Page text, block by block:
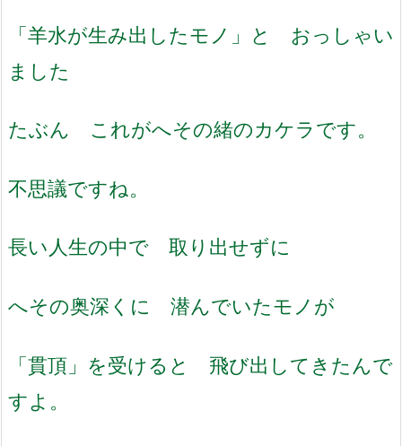
「羊水が生み出したモノ」と おっしゃい
ました
たぶん これがへその緒のカケラです。
不思議ですね。
長い人生の中で 取り出せずに
へその奥深くに 潜んでいたモノが
「貫頂」を受けると 飛び出してきたんで
すよ。